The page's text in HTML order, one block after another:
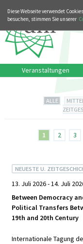
Diese Webseite verwendet
besuchen, stimmen Sie unserer
Veranstaltungen
ALLE
1 2 3
NEUESTE U.
13. Juli 2026 - 14. Juli
Between Democracy
Political Transfers
19th and 20th Century
Internationale Tagung